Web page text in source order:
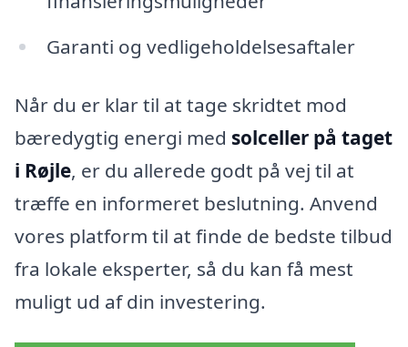
Garanti og vedligeholdelsesaftaler
Når du er klar til at tage skridtet mod
bæredygtig energi med solceller på taget
i Røjle, er du allerede godt på vej til at
træffe en informeret beslutning. Anvend
vores platform til at finde de bedste tilbud
fra lokale eksperter, så du kan få mest
muligt ud af din investering.